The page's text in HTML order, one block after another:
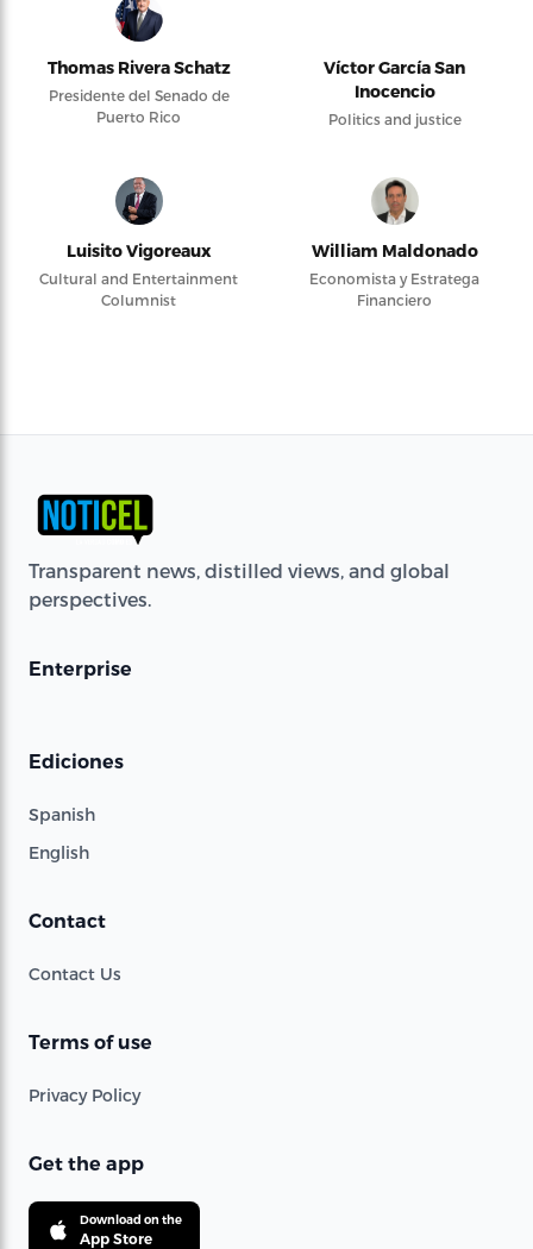
Thomas Rivera Schatz
Presidente del Senado de
Puerto Rico
Víctor García San
Inocencio
Politics and justice
Luisito Vigoreaux
Cultural and Entertainment
Columnist
William Maldonado
Economista y Estratega
Financiero
Transparent news, distilled views, and global
perspectives.
Enterprise
Ediciones
Spanish
English
Contact
Contact Us
Terms of use
Privacy Policy
Get the app
Download on the
App Store